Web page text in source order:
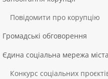
Повідомити про корупцію
Громадські обговорення
Єдина соціальна мережа
Конкурс соціальних